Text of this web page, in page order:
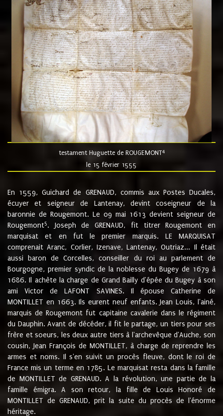
testament Huguette de ROUGEMONT4
le 15 février 1555
En 1559, Guichard de GRENAUD, commis aux Postes Ducales,
écuyer et seigneur de Lantenay, devint coseigneur de la
baronnie de Rougemont. Le 09 mai 1613 devient seigneur de
Rougemont5. Joseph de GRENAUD, fit titrer Rougemont en
marquisat et en fut le premier marquis. LE MARQUISAT
comprenait Aranc, Corlier, Izenave, Lantenay, Outriaz... Il était
aussi baron de Corcelles, conseiller du roi au parlement de
Bourgogne, premier syndic de la noblesse du Bugey de 1679 à
1686. Il achète la charge de Grand Bailly d'épée du Bugey à son
ami Victor de LAFONT SAVINES. Il épouse Catherine de
MONTILLET en 1663. Ils eurent neuf enfants. Jean Louis, l'ainé,
marquis de Rougemont fut capitaine cavalerie dans le régiment
du Dauphin. Avant de décéder, il fit le partage, un tiers pour ses
frère et soeurs, les deux autre tiers à l'archevêque d'Auche, son
cousin, Jean François de MONTILLET, à charge de reprendre les
armes et noms. Il s'en suivit un procès fleuve, dont le roi de
France mis un terme en 1785. Le marquisat resta dans la famille
de MONTILLET de GRENAUD. A la révolution, une partie de la
famille émigra. A son retour, la fille de Louis Honoré de
MONTILLET de GRENAUD, prit la suite du procès de l'énorme
héritage.